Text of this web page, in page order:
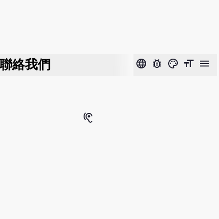
聯絡我們 language bug_report color_lens format_size menu
hearing